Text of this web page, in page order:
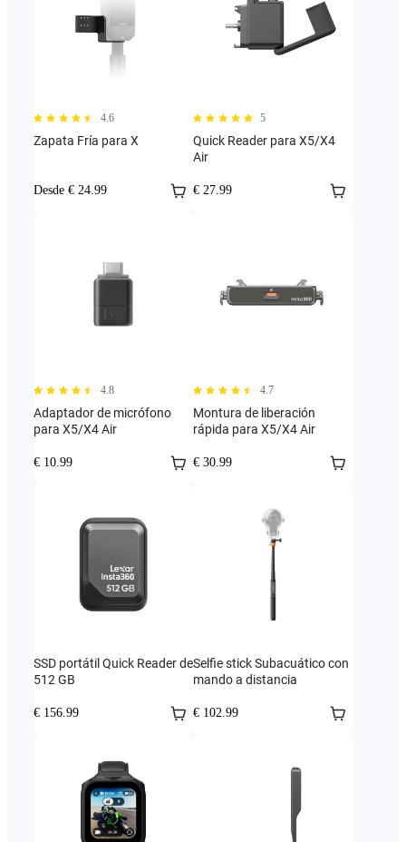
4.6
Zapata Fría para X
Desde € 24.99
5
Quick Reader para X5/X4
Air
€ 27.99
4.8
Adaptador de micrófono
para X5/X4 Air
€ 10.99
4.7
Montura de liberación
rápida para X5/X4 Air
€ 30.99
SSD portátil Quick Reader de
512 GB
€ 156.99
Selfie stick Subacuático con
mando a distancia
€ 102.99